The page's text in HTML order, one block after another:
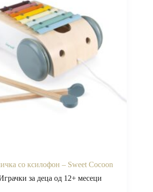
со ксилофон – Sweet Cocoon
за деца од 12+ месеци